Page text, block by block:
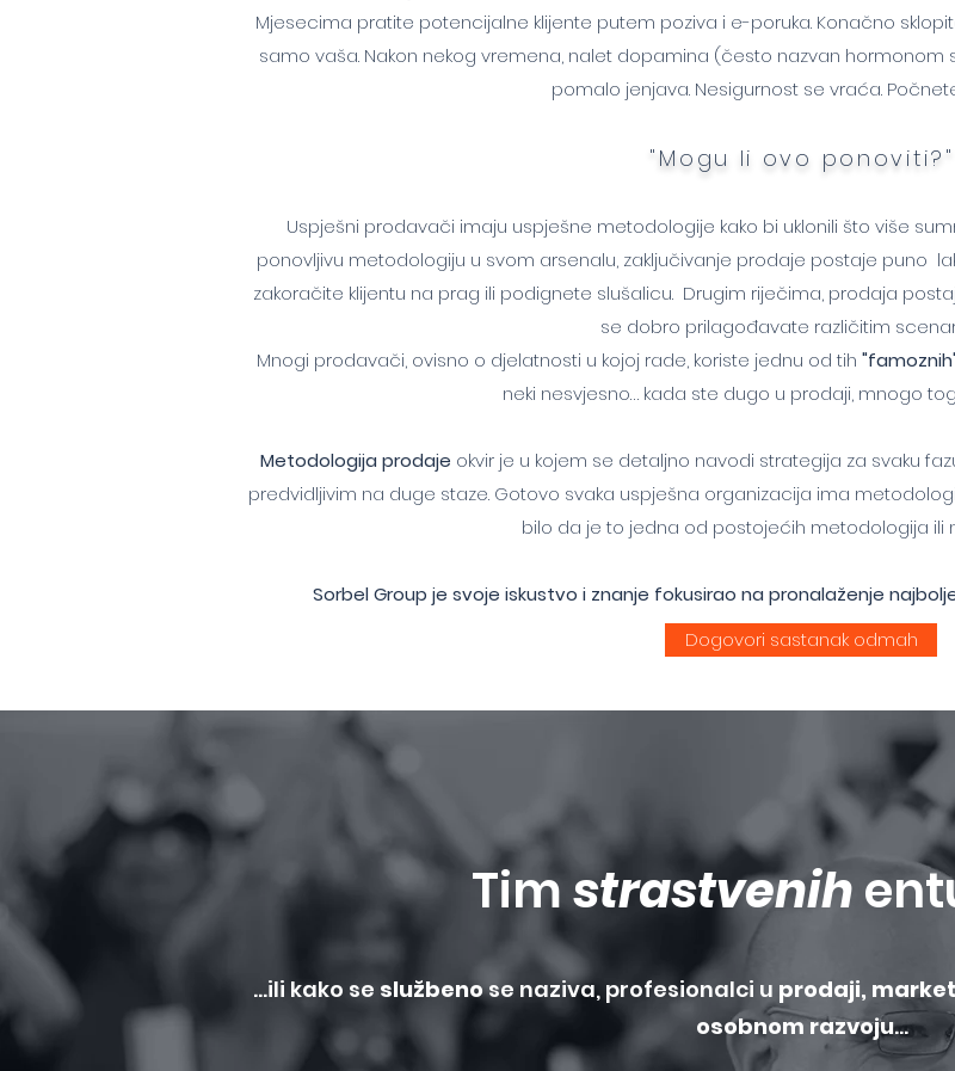
Mjesecima pratite potencijalne klijente putem poziva i e-poruka. Konačno sklo
samo vaša. Nakon nekog vremena, nalet dopamina (često nazvan hormonom
pomalo jenjava. Nesigurnost se vraća.
"Mogu li ovo ponoviti?"
Uspješni prodavači imaju uspješne metodologije kako bi uklonili što više
ponovljivu metodologiju u svom arsenalu, zaključivanje prodaje postaje puno
zakoračite klijentu na prag ili podignete slušalicu. Drugim riječima, prodaja
se dobro prilagođavate različitim
Mnogi prodavači, ovisno o djelatnosti u kojoj rade, koriste jednu od tih
neki nesvjesno… kada ste dugo u prodaji, mnogo
Metodologija prodaje okvir je u kojem se detaljno navodi strategija za svaku
predvidljivim na duge staze. Gotovo svaka uspješna organizacija ima
bilo da je to jedna od postojećih metodologija ili
Sorbel Group je svoje iskustvo i znanje fokusirao na pronalaženje
Dogovori sastanak odmah
Timstrastvenih
...ili kako se službenose naziva, profesionalci u prodaji,
osobnom razvoju...